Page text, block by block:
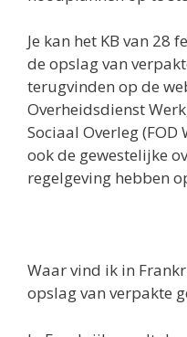
Je kan het KB van 28
de opslag van
terugvinden op de
Overheidsdienst
Sociaal Overleg (FOD
ook de gewestelijke
regelgeving hebben
Waar vind ik in
opslag van verpakte